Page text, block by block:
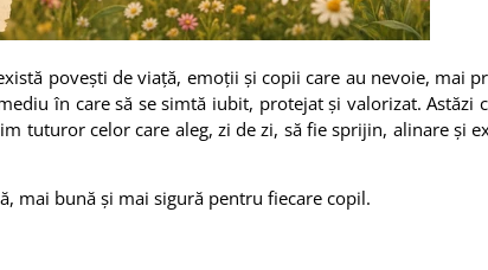
povești de viață, emoții și copii care au nevoie, mai
în care să se simtă iubit, protejat și valorizat. Astăzi
tuturor celor care aleg, zi de zi, să fie sprijin, alinare și
mai bună și mai sigură pentru fiecare copil.